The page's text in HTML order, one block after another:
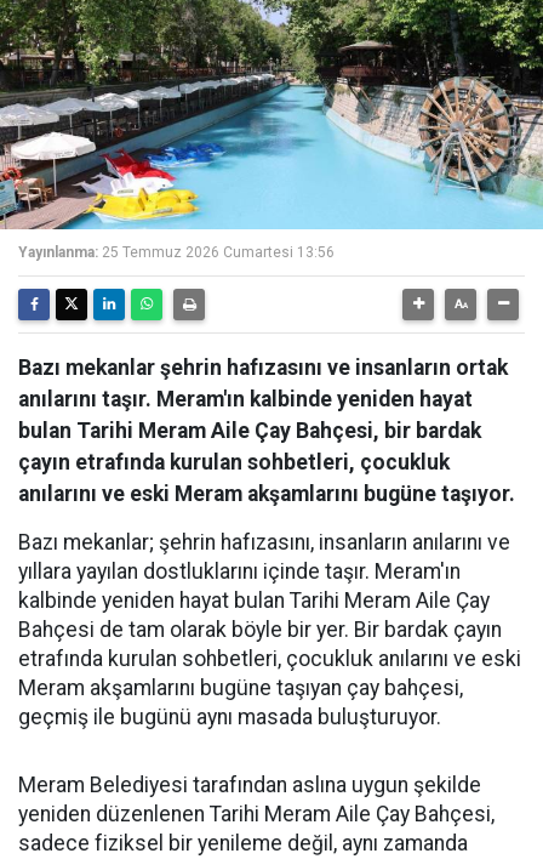
Yayınlanma: 25 Temmuz 2026 Cumartesi 13:56
Bazı mekanlar şehrin hafızasını ve insanların ortak
anılarını taşır. Meram'ın kalbinde yeniden hayat
bulan Tarihi Meram Aile Çay Bahçesi, bir bardak
çayın etrafında kurulan sohbetleri, çocukluk
anılarını ve eski Meram akşamlarını bugüne taşıyor.
Bazı mekanlar; şehrin hafızasını, insanların anılarını ve
yıllara yayılan dostluklarını içinde taşır. Meram'ın
kalbinde yeniden hayat bulan Tarihi Meram Aile Çay
Bahçesi de tam olarak böyle bir yer. Bir bardak çayın
etrafında kurulan sohbetleri, çocukluk anılarını ve eski
Meram akşamlarını bugüne taşıyan çay bahçesi,
geçmiş ile bugünü aynı masada buluşturuyor.
Meram Belediyesi tarafından aslına uygun şekilde
yeniden düzenlenen Tarihi Meram Aile Çay Bahçesi,
sadece fiziksel bir yenileme değil, aynı zamanda